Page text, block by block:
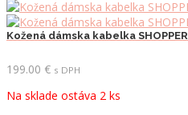
Kožená dámska kabelka
199.00 € s DPH
Na sklade ostáva 2 ks